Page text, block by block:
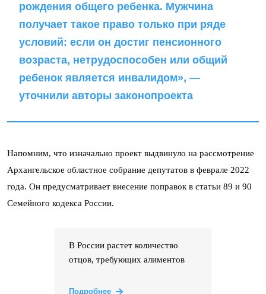
рождения общего ребенка. Мужчина
получает такое право только при ряде
условий: если он достиг пенсионного
возраста, нетрудоспособен или общий
ребенок является инвалидом», —
уточнили авторы законопроекта
Напомним, что изначально проект выдвинуло на рассмотрение
Архангельское областное собрание депутатов в феврале 2022
года. Он предусматривает внесение поправок в статьи 89 и 90
Семейного кодекса России.
В России растет количество
отцов, требующих алиментов
Подробнее